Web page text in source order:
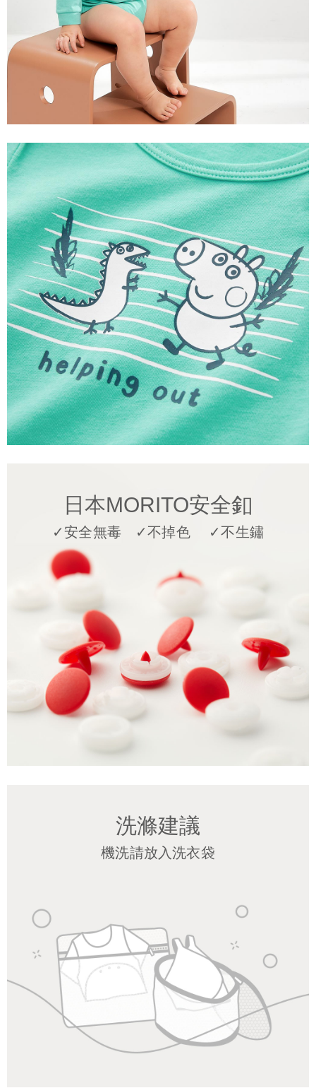
日本MORITO安全釦
✓安全無毒 ✓不掉色 ✓不生鏽
洗滌建議
機洗請放入洗衣袋